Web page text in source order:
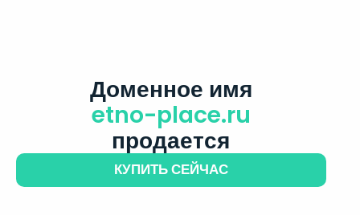
Доменное имя
etno-place.ru
продается
КУПИТЬ СЕЙЧАС